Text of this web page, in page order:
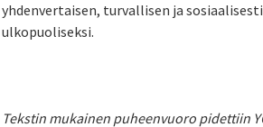
yhdenvertaisen, turvallisen ja
ulkopuoliseksi.
Tekstin mukainen puheenvuoro pidettiin